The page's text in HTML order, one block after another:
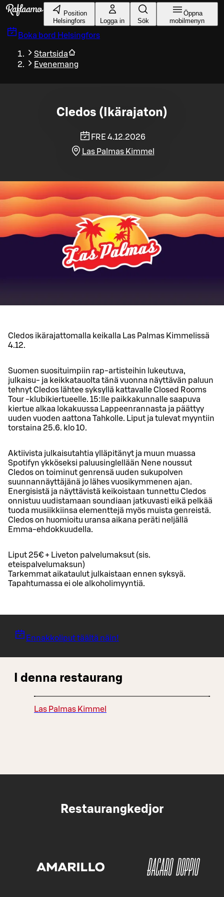
Gå till huvudinnehållet
Position
Helsingfors
Logga in Sök
Öppna
mobilmenyn
Boka bord Helsingfors
Startsida
Evenemang
Cledos (Ikärajaton)
FRE 4.12.2026
Las Palmas Kimmel
Cledos ikärajattomalla keikalla Las Palmas Kimmelissä
4.12.
Suomen suosituimpiin rap-artisteihin lukeutuva,
julkaisu- ja keikkatauolta tänä vuonna näyttävän paluun
tehnyt Cledos lähtee syksyllä kattavalle Closed Rooms
Tour -klubikiertueelle. 15:lle paikkakunnalle saapuva
kiertue alkaa lokakuussa Lappeenrannasta ja päättyy
uuden vuoden aattona Tahkolle. Liput ja tulevat myyntiin
torstaina 25.6. klo 10.
Aktiivista julkaisutahtia ylläpitänyt ja muun muassa
Spotifyn ykköseksi paluusinglellään Nene noussut
Cledos on toiminut genrensä uuden sukupolven
suunnannäyttäjänä jo lähes vuosikymmenen ajan.
Energisistä ja näyttävistä keikoistaan tunnettu Cledos
onnistuu uudistamaan soundiaan jatkuvasti eikä pelkää
tuoda musiikkiinsa elementtejä myös muista genreistä.
Cledos on huomioitu uransa aikana peräti neljällä
Emma-ehdokkuudella.
Liput 25€ + Liveton palvelumaksut (sis.
eteispalvelumaksun)
Tarkemmat aikataulut julkaistaan ennen syksyä.
Tapahtumassa ei ole alkoholimyyntiä.
Ennakkoliput täältä näin!
I denna restaurang
Las Palmas Kimmel
Restaurangkedjor